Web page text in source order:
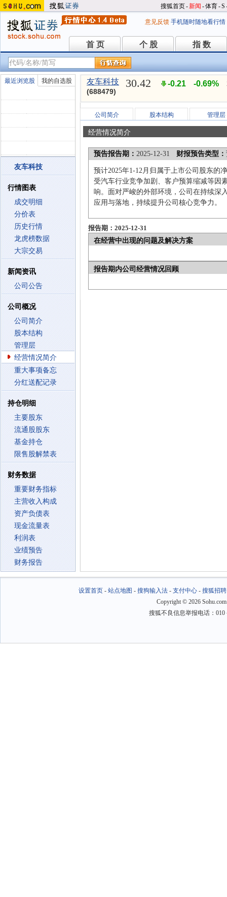
搜狐首页-新闻 -体育-S
意见反馈 手机随时随地看行情
首 页
首 页 个 股
个 股 指 数
指 数
最近浏览股 我的自选股
友车科技
行情图表
成交明细
分价表
历史行情
龙虎榜数据
大宗交易
新闻资讯
公司公告
公司概况
公司简介
股本结构
管理层
经营情况简介
重大事项备忘
分红送配记录
持仓明细
主要股东
流通股股东
基金持仓
限售股解禁表
财务数据
重要财务指标
主营收入构成
资产负债表
现金流量表
利润表
业绩预告
财务报告
友车科技
(688479)
30.42 -0.21 -0.69%
公司简介 股本结构 管理层
经营情况简介
预告报告期： 2025-12-31 财报预告类型：
预计2025年1-12月归属于上市公司股东的
受汽车行业竞争加剧、客户预算缩减等因
响。面对严峻的外部环境，公司在持续深
应用与落地，持续提升公司核心竞争力。
报告期：2025-12-31
在经营中出现的问题及解决方案
报告期内公司经营情况回顾
设置首页- 站点地图 - 搜狗输入法- 支付中心- 搜狐招聘
Copyright © 2026
搜狐不良信息举报电话：010